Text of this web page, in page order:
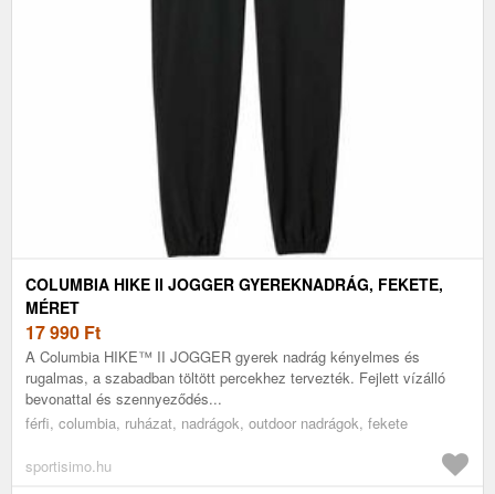
COLUMBIA HIKE II JOGGER GYEREKNADRÁG, FEKETE,
MÉRET
17 990 Ft
A Columbia HIKE™ II JOGGER gyerek nadrág kényelmes és
rugalmas, a szabadban töltött percekhez tervezték. Fejlett vízálló
bevonattal és szennyeződés...
férfi, columbia, ruházat, nadrágok, outdoor nadrágok, fekete
sportisimo.hu